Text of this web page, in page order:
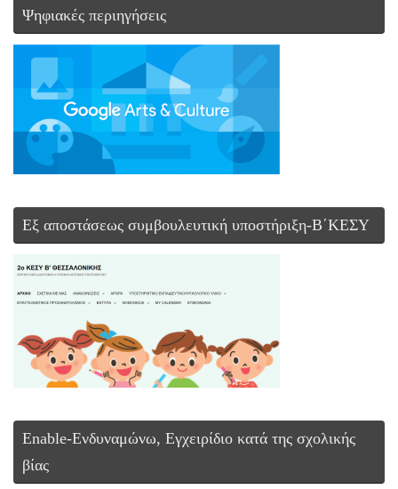
Ψηφιακές περιηγήσεις
Εξ αποστάσεως συμβουλευτική υποστήριξη-Β΄ΚΕΣΥ
Enable-Ενδυναμώνω, Εγχειρίδιο κατά της σχολικής
βίας